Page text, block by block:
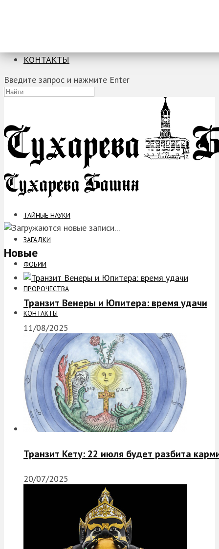
КОНТАКТЫ
Введите запрос и нажмите Enter
ТАЙНЫЕ НАУКИ
ЗАГАДКИ
ФОБИИ
ПРОРОЧЕСТВА
КОНТАКТЫ
Новые
Транзит Венеры и Юпитера: время удачи
11/08/2025
Транзит Кету: 22 июля будет разбита
20/07/2025